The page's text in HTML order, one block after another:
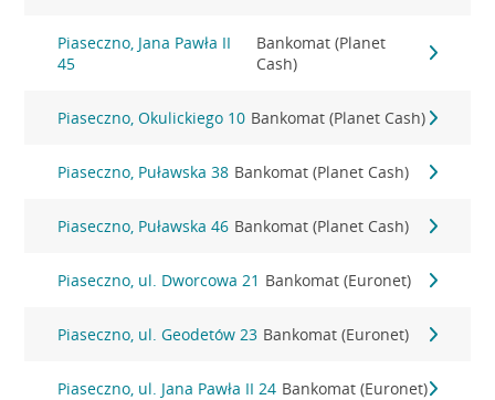
Piaseczno, Jana Pawła II
45
Bankomat (Planet
Cash)
Piaseczno, Okulickiego 10 Bankomat (Planet Cash)
Piaseczno, Puławska 38 Bankomat (Planet Cash)
Piaseczno, Puławska 46 Bankomat (Planet Cash)
Piaseczno, ul. Dworcowa 21 Bankomat (Euronet)
Piaseczno, ul. Geodetów 23 Bankomat (Euronet)
Piaseczno, ul. Jana Pawła II 24 Bankomat (Euronet)